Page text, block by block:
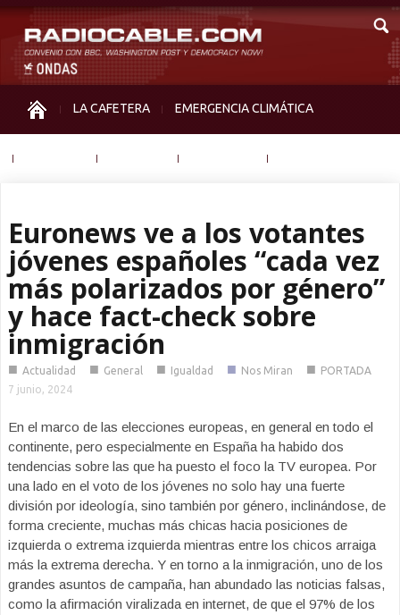
LA CAFETERA EMERGENCIA CLIMÁTICA
Euronews ve a los votantes
jóvenes españoles “cada vez
más polarizados por género”
y hace fact-check sobre
inmigración
■ Actualidad ■ General ■ Igualdad ■ Nos Miran ■ PORTADA
7 junio, 2024
En el marco de las elecciones europeas, en general en todo el
continente, pero especialmente en España ha habido dos
tendencias sobre las que ha puesto el foco la TV europea. Por
una lado en el voto de los jóvenes no solo hay una fuerte
división por ideología, sino también por género, inclinándose, de
forma creciente, muchas más chicas hacia posiciones de
izquierda o extrema izquierda mientras entre los chicos arraiga
más la extrema derecha. Y en torno a la inmigración, uno de los
grandes asuntos de campaña, han abundado las noticias falsas,
como la afirmación viralizada en internet, de que el 97% de los